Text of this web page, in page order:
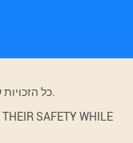
© 2003-2026 כל הזכויות שמורות.
SAFETY WHILE